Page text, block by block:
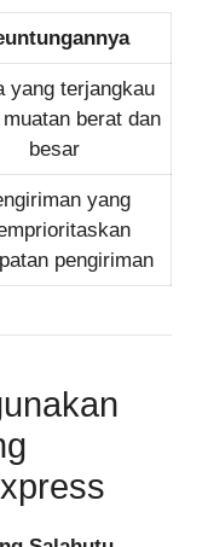
yang terjangkau
berat dan
besar
yang
pengiriman